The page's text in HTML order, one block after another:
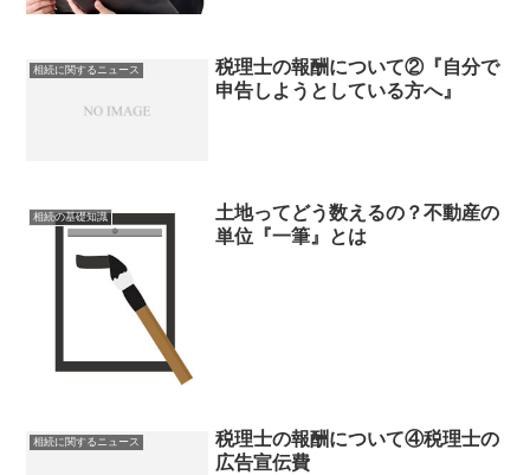
相続に関するニュース
税理士の報酬について②『自分で
申告しようとしている方へ』
相続の基礎知識
土地ってどう数えるの？不動産の
単位『一筆』とは
相続に関するニュース
税理士の報酬について④税理士の
広告宣伝費